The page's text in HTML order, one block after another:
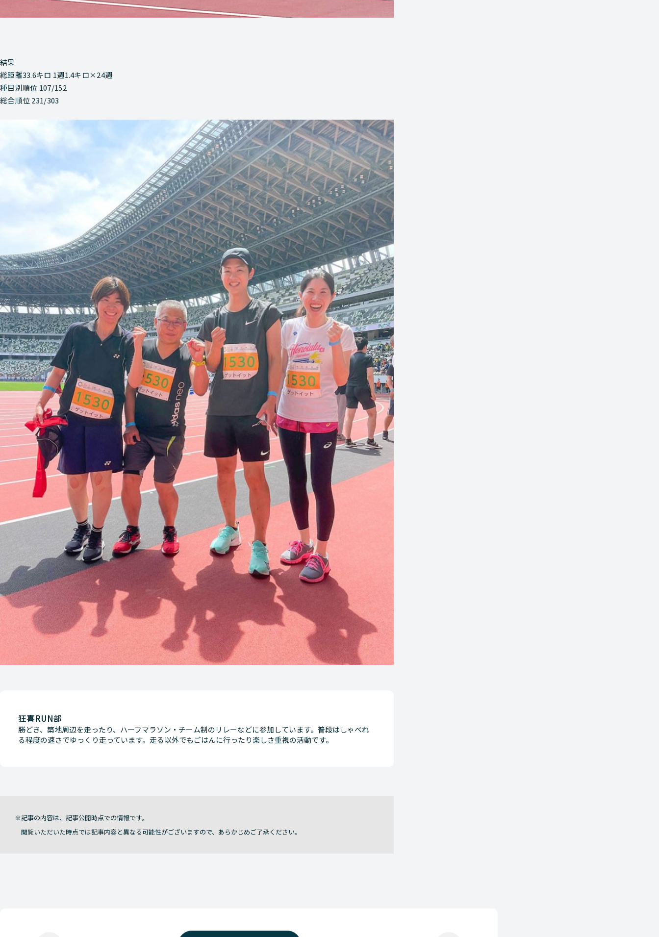
結果
総距離33.6キロ 1週1.4キロ×24週
種目別順位 107/152
総合順位 231/303
狂喜RUN部
勝どき、築地周辺を走ったり、ハーフマラソン・チーム制のリレーなどに参加しています。普段はしゃべれ
る程度の速さでゆっくり走っています。走る以外でもごはんに行ったり楽しさ重視の活動です。
記事の内容は、記事公開時点での情報です。
閲覧いただいた時点では記事内容と異なる可能性がございますので、あらかじめご了承ください。